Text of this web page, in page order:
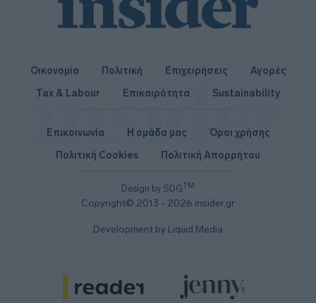
Οικονομία Πολιτική Επιχειρήσεις
Αγορές
Tax & Labour
Επικαιρότητα Sustainability
Design by SDGTM
Copyright© 2013 - 2026 insider.gr
Επικοινωνία Η ομάδα μας
Όροι χρήσης
Πολιτική Cookies
Πολιτική Απορρήτου
Development by Liquid Media